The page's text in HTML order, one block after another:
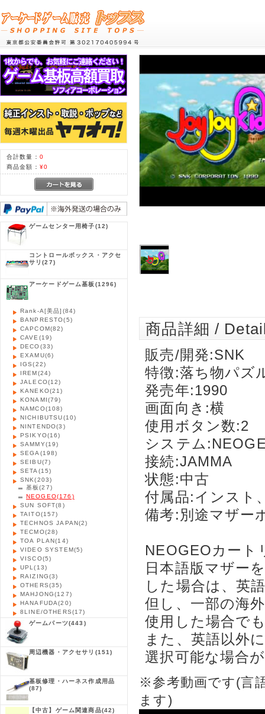
合計数量： 0
商品金額： ¥0
ゲームセンター用椅子(12)
コントロールボックス・アクセ
サリ(27)
アーケードゲーム基板 (1296)
Rank-A[美品] (84)
BANPRESTO(5)
CAPCOM(82)
CAVE (19)
DECO(33)
EXAMU(6)
IGS(22)
IREM(24)
JALECO(12)
KANEKO(21)
KONAMI(79)
NAMCO(108)
NICHIBUTSU(10)
NINTENDO(3)
PSIKYO(16)
SAMMY(19)
SEGA (198)
SEIBU(7)
SETA (15)
SNK(203)
基板(27)
NEOGEO(176)
SUN SOFT(8)
TAITO(157)
TECHNOS JAPAN(2)
TECMO(28)
TOA PLAN(14)
VIDEO SYSTEM(5)
VISCO(5)
UPL(13)
RAIZING(3)
OTHERS(35)
MAHJONG(127)
HANAFUDA(20)
8LINE/OTHERS(17)
ゲームパーツ(443)
周辺機器・アクセサリ (151)
基板修理・ハーネス作成用品
(87)
【中古】ゲーム関連商品(42)
商品詳細 /
販売/開発:SNK
特徴:落ち物パズ
発売年:1990
画面向き:横
使用ボタン数:2
システム
接続:JAMMA
状態:中古
付属品:インスト
備考:別途マザー
NEOGEOカート
日本語版マザー
した場合は、英
但し、一部の海
使用した場合で
また、英語以外
選択可能な場合
※参考動画です(言
ます)